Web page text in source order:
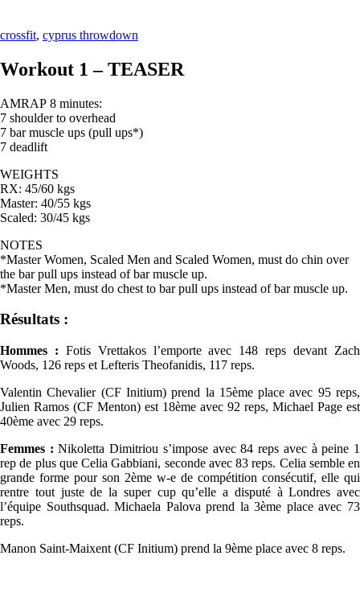
crossfit, cyprus throwdown
Workout 1 – TEASER
AMRAP 8 minutes:
7 shoulder to overhead
7 bar muscle ups (pull ups*)
7 deadlift
WEIGHTS
RX: 45/60 kgs
Master: 40/55 kgs
Scaled: 30/45 kgs
NOTES
*Master Women, Scaled Men and Scaled Women, must do chin over
the bar pull ups instead of bar muscle up.
*Master Men, must do chest to bar pull ups instead of bar muscle up.
Résultats :
Hommes : Fotis Vrettakos l’emporte avec 148 reps devant Zach
Woods, 126 reps et Lefteris Theofanidis, 117 reps.
Valentin Chevalier (CF Initium) prend la 15ème place avec 95 reps,
Julien Ramos (CF Menton) est 18ème avec 92 reps, Michael Page est
40ème avec 29 reps.
Femmes :Nikoletta Dimitriou s’impose avec 84 reps avec à peine 1
rep de plus que Celia Gabbiani, seconde avec 83 reps. Celia semble en
grande forme pour son 2ème w-e de compétition consécutif, elle qui
rentre tout juste de la super cup qu’elle a disputé à Londres avec
l’équipe Southsquad. Michaela Palova prend la 3ème place avec 73
reps.
Manon Saint-Maixent (CF Initium) prend la 9ème place avec 8 reps.